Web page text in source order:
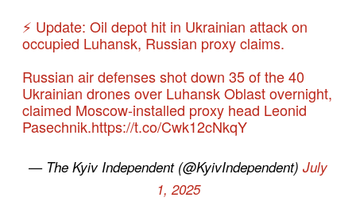
⚡️ Update: Oil depot hit in Ukrainian attack on
occupied Luhansk, Russian proxy claims.
Russian air defenses shot down 35 of the 40
Ukrainian drones over Luhansk Oblast overnight,
claimed Moscow-installed proxy head Leonid
Pasechnik.https://t.co/Cwk12cNkqY
— The Kyiv Independent (@KyivIndependent) July
1, 2025